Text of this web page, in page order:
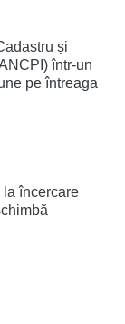
și
într-un
pe întreaga
la încercare